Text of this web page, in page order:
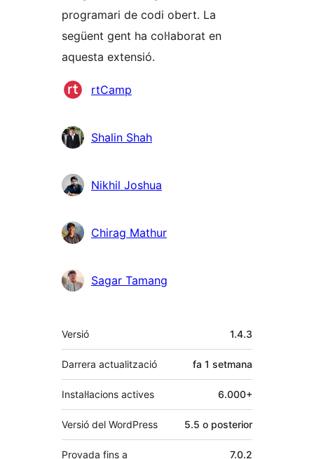
programari de codi obert. La
següent gent ha col·laborat en
aquesta extensió.
Col·laboradors
rtCamp
Shalin Shah
Nikhil Joshua
Chirag Mathur
Sagar Tamang
Meta
Versió 1.4.3
Darrera actualització fa 1 setmana
Instal·lacions actives 6.000+
Versió del WordPress 5.5 o posterior
Provada fins a 7.0.2